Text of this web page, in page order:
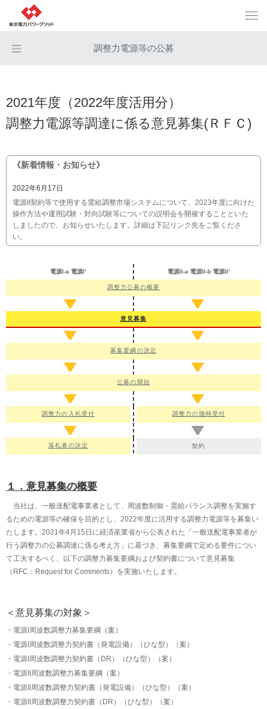
調整力電源等の公募
2021年度（2022年度活用分）
調整力電源等調達に係る意見募集(ＲＦＣ)
《新着情報・お知らせ》
2022年6月17日
電源II契約等で使用する需給調整市場システムについて、2023年度に向けた
操作方法や運用試験・対向試験等についての説明会を開催することといた
しましたので、お知らせいたします。詳細は下記リンク先をご覧くださ
い。
送配電網協議会ホームページ：2023年度需給調整市場取引開始に向けた需
2022年4月4日
送配電網協議会において、調整力公募・需給調整市場・容量市場に参入
している、または参入を検討している事業者さまに対して、簡易指令シス
テム工事の申込受付に関する対応を充実させるためにアンケートを実施（4
月4日～4月22日）しております。
アンケートの実施については、以下の送配電網協議会ホームページでご
案内しておりますので、ご協力をお願いいたします。
送配電網協議会ホームページ
2021年12月24日
専用線オンライン工事期間延長について
落札者の決定」を掲載いたしました。
広域予備率に基づく電源I’発動について(2021.10改定)
を更新いたしまし
た。
2021年8月30日
2021年度（2022年度活用分）の調整力の公募を開始いたしました。
電源I-a 電源I’ 電源II-a 電源II-b 電源II’
調整力公募の概要
意見募集
募集要綱の決定
公募の開始
調整力の 入札受付 調整力の 随時受付
落札者の決定 契約
１．意見募集の概要
当社は、一般送配電事業者として、周波数制御・需給バランス調整を実施す
るための電源等の確保を目的とし、2022年度に活用する調整力電源等を募集い
たします。2021年4月15日に経済産業省から公表された「一般送配電事業者が
行う調整力の公募調達に係る考え方」に基づき、募集要綱で定める要件につい
て工夫するべく、以下の調整力募集要綱および契約書について意見募集
（RFC：Request for Comments）を実施いたします。
＜意見募集の対象＞
電源I周波数調整力募集要綱（案）
電源I周波数調整力契約書（発電設備）（ひな型）（案）
電源I周波数調整力契約書（DR）（ひな型）（案）
電源II周波数調整力募集要綱（案）
電源II周波数調整力契約書（発電設備）（ひな型）（案）
電源II周波数調整力契約書（DR）（ひな型）（案）